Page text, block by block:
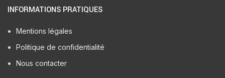
INFORMATIONS PRATIQUES
Mentions légales
Politique de confidentialité
Nous contacter